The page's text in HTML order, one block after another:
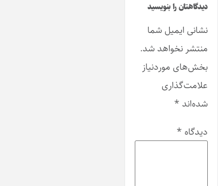
دیدگاهتان را بنویسید
نشانی ایمیل شما
منتشر نخواهد شد.
بخش‌های موردنیاز
علامت‌گذاری
شده‌اند *
دیدگاه *